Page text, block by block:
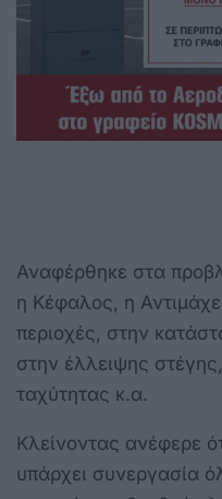
Αναφέρθηκε στα
η Κέφαλος, η
περιοχές, στην
στην έλλειψης
ταχύτητας κ.α.
Κλείνοντας ανέφερε
υπάρχει συνεργασία